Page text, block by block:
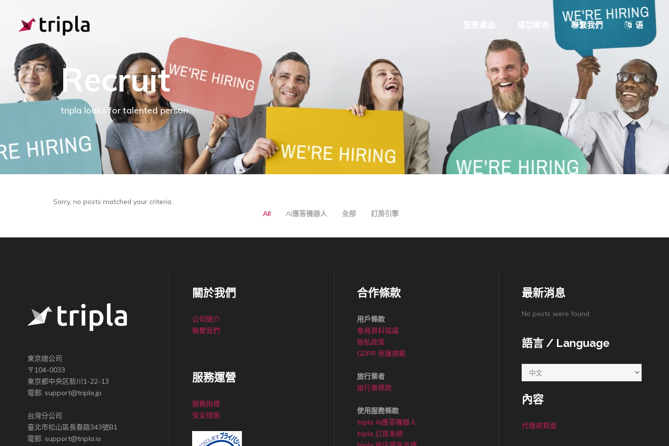
服務產品 成功案例 聯繫我們 语
Recruit
tripla looks for talented person.
Sorry, no posts matched your criteria.
All
AI應答機器人 全部 訂房引擎
東京總公司
〒104-0033
東京都中央区新川1-22-13
電郵: support@tripla.jp
台灣分公司
臺北市松山區長春路343號B1
電郵: support@tripla.io
關於我們
公司簡介
聯繫我們
服務運營
服務指標
安全措施
合作條款
用戶條款
會員資料協議
隐私政策
GDPR 保護規範
旅行業者
旅行業條款
使用服務條款
tripla AI應答機器人
tripla 訂房系統
最新消息
No posts were found.
語言 / Language
內容
代理商頁面